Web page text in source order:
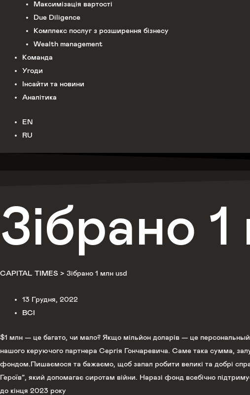
Максимізація вартості
Due Diligence
Комплекс послуг з розширення бізнесу
Wealth management
Команда
Угоди
Інсайти та новини
Аналітика
EN
RU
Зібрано
CAPITAL TIMES > Зібрано 1 млн usd
13 Грудня, 2022
ВСІ
$1 млн — це багато, чи мало? Якщо мільйон доларів — це
нашого керуючого партнера Сергія Гончаревича. Саме така сумма,
фондом.Пишаємося та бажаємо, щоб запал робити великі та добрі
Героїв”, який допомагає сиротам війни. Наразі фонд всебічно
до кінця 2023 року